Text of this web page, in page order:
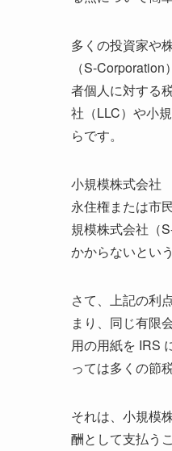
多くの投資家や
（S-
者個人に対する
社（LLC）や小
らです。
小規模株式会社
永住権または市
規模株式会社（
かからないとい
さて、上記の利
まり、同じ有限
用の用紙を IRS
っては多くの節
それは、小規模
酬として支払う